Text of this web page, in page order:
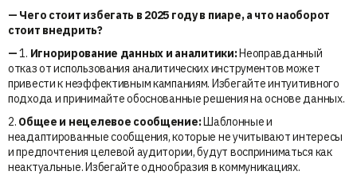
— Чего стоит избегать в 2025 году в пиаре, а что наоборот
стоит внедрить?
—1. Игнорирование данных и аналитики:Неоправданный
отказ от использования аналитических инструментов может
привести к неэффективным кампаниям. Избегайте интуитивного
подхода и принимайте обоснованные решения на основе данных.
2. Общее и нецелевое сообщение:Шаблонные и
неадаптированные сообщения, которые не учитывают интересы
и предпочтения целевой аудитории, будут восприниматься как
неактуальные. Избегайте однообразия в коммуникациях.